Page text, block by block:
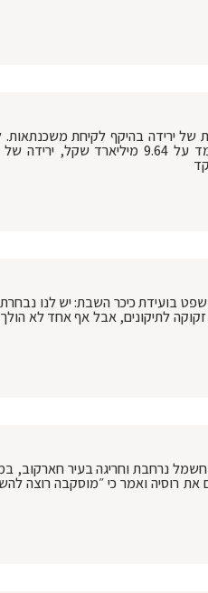
ירידה בהיקף לקיחת משכנתאות.
בועידת כיכר השבת: יש לנו
לתיקונים, אבל אף אחד לא
נרחבת וחריגה בעיר חארקוב,
את רוסיה ואמר כי ״מוסקבה רוצה